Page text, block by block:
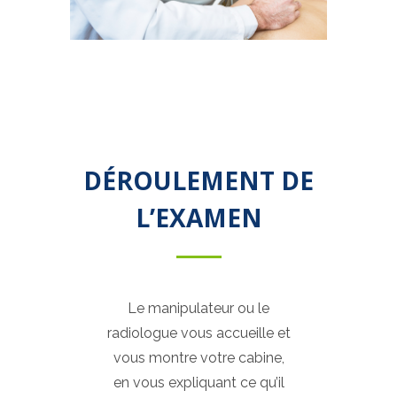
DÉROULEMENT DE
L’EXAMEN
Le manipulateur ou le
radiologue vous accueille et
vous montre votre cabine,
en vous expliquant ce qu’il